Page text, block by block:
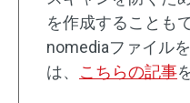
を作成することも
nomediaファイル
は、 こちらの記事